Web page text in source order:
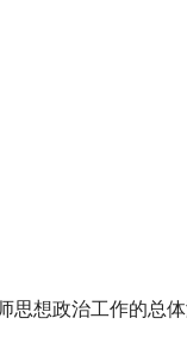
思想政治工作的总